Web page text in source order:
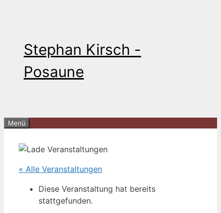
Stephan Kirsch -
Posaune
Menü
« Alle Veranstaltungen
Diese Veranstaltung hat bereits
stattgefunden.